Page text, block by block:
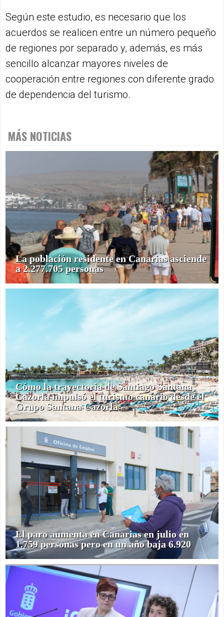
Según este estudio, es necesario que los
acuerdos se realicen entre un número pequeño
de regiones por separado y, además, es más
sencillo alcanzar mayores niveles de
cooperación entre regiones con diferente grado
de dependencia del turismo.
MÁS NOTICIAS
La población residente en Canarias asciende
a 2.277.705 personas
Cómo la trayectoria de Santiago Santana
Cazorla impulsó el turismo canario desde el
Grupo Santana Cazorla
El paro aumenta en Canarias en julio en
1.759 personas pero en un año baja 6.920